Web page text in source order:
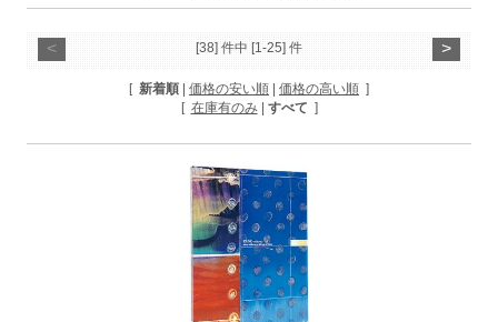
[38] 件中 [1-25] 件
< >
[ 新着順 価格の安い順 価格の高い順 ]
[ 在庫有のみ| すべて ]